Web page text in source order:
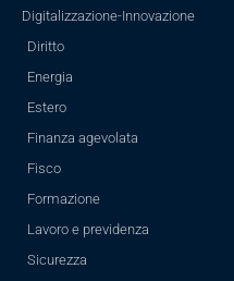
Digitalizzazione-Innovazione
Diritto
Energia
Estero
Finanza agevolata
Fisco
Formazione
Lavoro e previdenza
Sicurezza